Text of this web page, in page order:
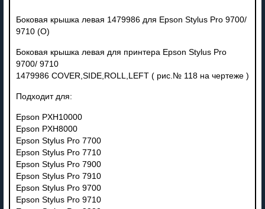
Боковая крышка левая 1479986 для Epson Stylus Pro 9700/
9710 (O)
Боковая крышка левая для принтера Epson Stylus Pro
9700/ 9710
1479986 COVER,SIDE,ROLL,LEFT ( рис.№ 118 на чертеже )
Подходит для:
Epson PXH10000
Epson PXH8000
Epson Stylus Pro 7700
Epson Stylus Pro 7710
Epson Stylus Pro 7900
Epson Stylus Pro 7910
Epson Stylus Pro 9700
Epson Stylus Pro 9710